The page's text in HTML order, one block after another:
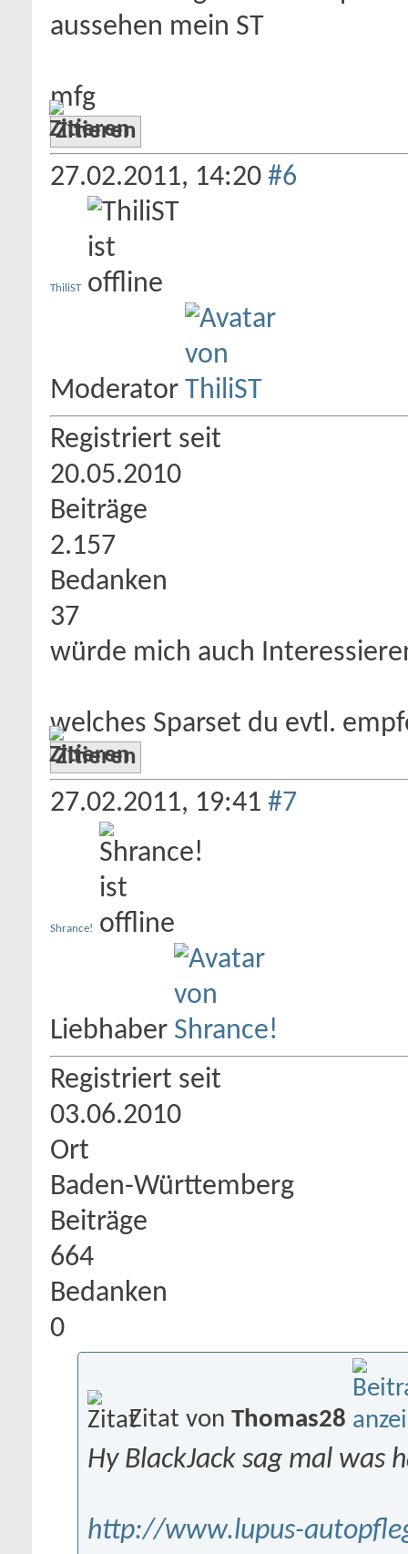
aussehen mein ST
mfg
Zitieren
27.02.2011, 14:20 #6
ThiliST
Moderator
Registriert seit
20.05.2010
Beiträge
2.157
Bedanken
37
würde mich auch
welches Sparset du evtl.
Zitieren
27.02.2011, 19:41 #7
Shrance!
Liebhaber
Registriert seit
03.06.2010
Ort
Baden-Württemberg
Beiträge
664
Bedanken
0
Zitat von Thomas28
Hy BlackJack sag mal was
http://www.lupus-